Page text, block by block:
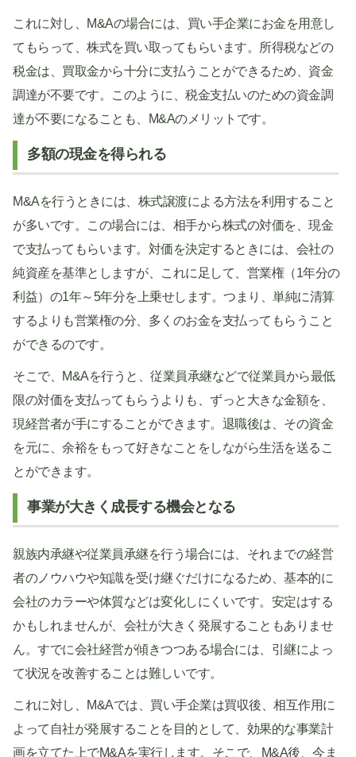
これに対し、M&Aの場合には、買い手企業にお金を用意し
てもらって、株式を買い取ってもらいます。所得税などの
税金は、買取金から十分に支払うことができるため、資金
調達が不要です。このように、税金支払いのための資金調
達が不要になることも、M&Aのメリットです。
多額の現金を得られる
M&Aを行うときには、株式譲渡による方法を利用すること
が多いです。この場合には、相手から株式の対価を、現金
で支払ってもらいます。対価を決定するときには、会社の
純資産を基準としますが、これに足して、営業権（1年分の
利益）の1年～5年分を上乗せします。つまり、単純に清算
するよりも営業権の分、多くのお金を支払ってもらうこと
ができるのです。
そこで、M&Aを行うと、従業員承継などで従業員から最低
限の対価を支払ってもらうよりも、ずっと大きな金額を、
現経営者が手にすることができます。退職後は、その資金
を元に、余裕をもって好きなことをしながら生活を送るこ
とができます。
事業が大きく成長する機会となる
親族内承継や従業員承継を行う場合には、それまでの経営
者のノウハウや知識を受け継ぐだけになるため、基本的に
会社のカラーや体質などは変化しにくいです。安定はする
かもしれませんが、会社が大きく発展することもありませ
ん。すでに会社経営が傾きつつある場合には、引継によっ
て状況を改善することは難しいです。
これに対し、M&Aでは、買い手企業は買収後、相互作用に
よって自社が発展することを目的として、効果的な事業計
画を立てた上でM&Aを実行します。そこで、M&A後、今ま